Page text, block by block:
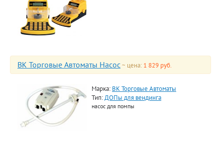
ВК Торговые Автоматы Насос~ цена: 1 829 руб.
Марка: ВК Торговые Автоматы
Тип:ДОПы для вендинга
насос для помпы